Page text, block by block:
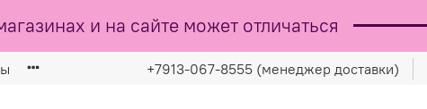
и на сайте может отличаться
+7913-067-8555 (менеджер доставки)